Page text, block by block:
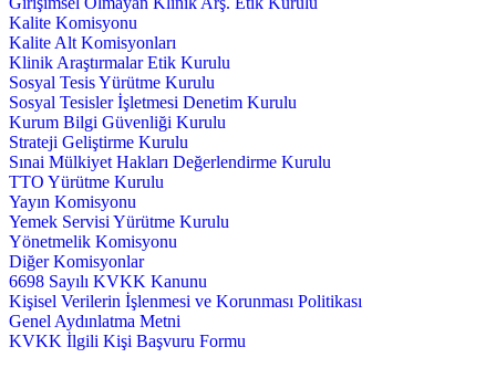
Kalite Komisyonu
Kalite Alt Komisyonları
Klinik Araştırmalar Etik Kurulu
Sosyal Tesis Yürütme Kurulu
Sosyal Tesisler İşletmesi Denetim Kurulu
Kurum Bilgi Güvenliği Kurulu
Strateji Geliştirme Kurulu
Sınai Mülkiyet Hakları Değerlendirme Kurulu
TTO Yürütme Kurulu
Yayın Komisyonu
Yemek Servisi Yürütme Kurulu
Yönetmelik Komisyonu
Diğer Komisyonlar
6698 Sayılı KVKK Kanunu
Kişisel Verilerin İşlenmesi ve Korunması Politikası
Genel Aydınlatma Metni
KVKK İlgili Kişi Başvuru Formu